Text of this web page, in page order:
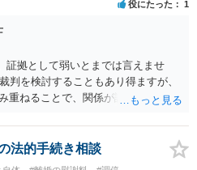
役にたった 1
証拠として弱いとまでは言えませ
判を検討することもあり得ますが、
重ねることで、関係が認定される余
めに弁護士に相談されることをおす
法的手続き相談